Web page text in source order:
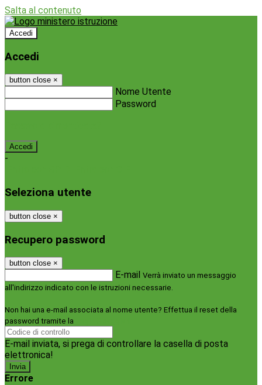
Salta al contenuto
Accedi
Accedi
button close ×
Nome Utente
Password
-
Seleziona utente
button close ×
Recupero password
button close ×
E-mail Verrà inviato un messaggio
all'indirizzo indicato con le istruzioni necessarie.
Non hai una e-mail associata al nome utente? Effettua il reset della
password tramite la
E-mail inviata, si prega di controllare la casella di posta
elettronica!
Errore